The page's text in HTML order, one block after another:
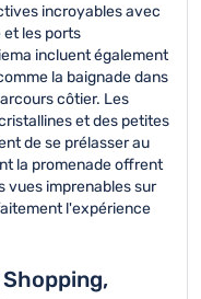
incroyables avec
et les ports
incluent également
la baignade dans
côtier. Les
et des petites
de se prélasser au
la promenade offrent
vues imprenables sur
l'expérience